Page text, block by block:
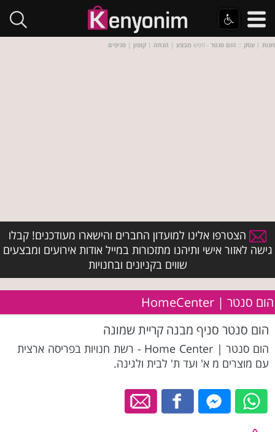
חנות | עסק :: הום סנטר - חפש מבצע | הנחה | קופון | סניפים
הצטרפו אלינו למועדון החברים והישארו מעודכנים! קבלו
גישה לאזור אישי ותיהנו מתזכורות במייל אודות אירועים ומבצעים
שווים בקניונים ובחנויות
הום סנטר | HomeCenter
הום סנטר סניף מבנה קריית שמונה
הום סנטר | Home Center - רשת חנויות בפריסה ארצית
עם מוצרים מ א' ועד ת' לבית ולגינה.